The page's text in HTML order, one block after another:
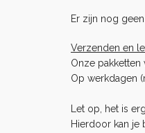
Er zijn nog
Verzenden en
Onze pakketten
Op werkdagen
Let op, het is
Hierdoor kan je